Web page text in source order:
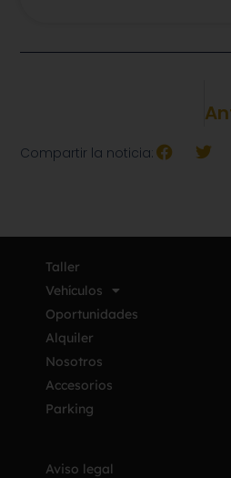
Compartir la noticia:
Taller
Vehículos
Oportunidades
Alquiler
Nosotros
Accesorios
Parking
Aviso legal